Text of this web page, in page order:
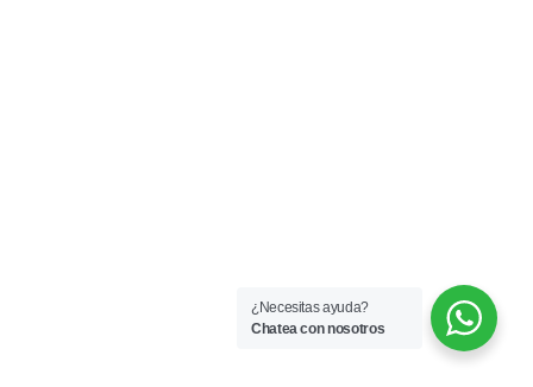
¿Necesitas ayuda?
Chatea con nosotros